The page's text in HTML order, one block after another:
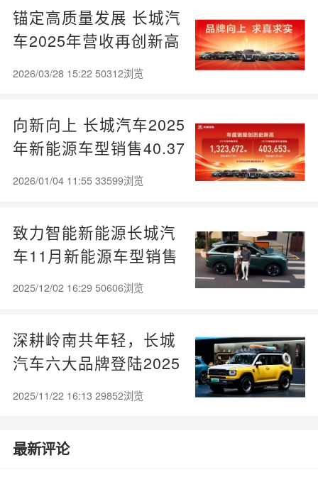
锚定高质量发展 长城汽
车2025年营收再创新高
2026/03/28 15:22 50312浏览
向新向上 长城汽车2025
年新能源车型销售40.37
万辆 创历史新高
2026/01/04 11:55 33599浏览
致力智能新能源长城汽
车11月新能源车型销售
4.01万辆 同比增长
2025/12/02 16:29 50606浏览
深耕岭南共年轻，长城
汽车六大品牌登陆2025
2025/11/22 16:13 29852浏览
最新评论